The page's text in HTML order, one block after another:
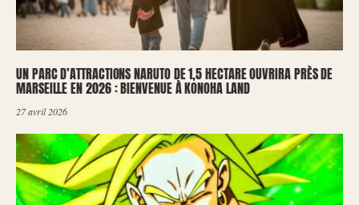
UN PARC D’ATTRACTIONS NARUTO DE 1,5 HECTARE OUVRIRA PRÈS DE
MARSEILLE EN 2026 : BIENVENUE À KONOHA LAND
27 avril 2026